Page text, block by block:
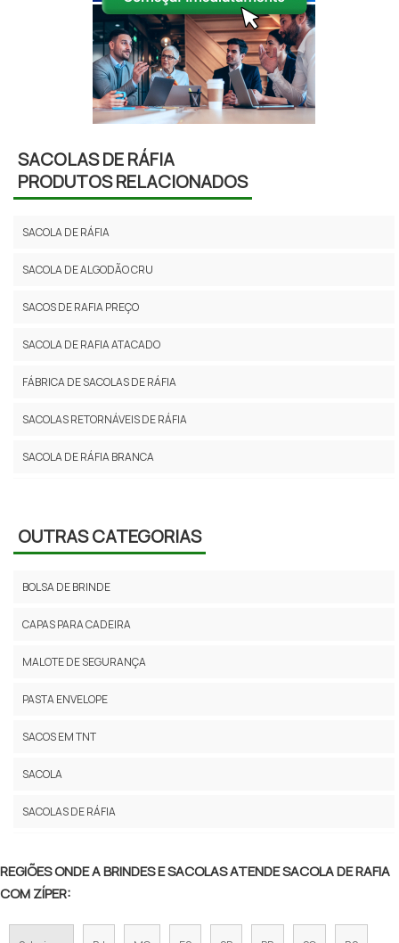
SACOLAS DE RÁFIA
PRODUTOS RELACIONADOS
SACOLA DE RÁFIA
SACOLA DE ALGODÃO CRU
SACOS DE RAFIA PREÇO
SACOLA DE RAFIA ATACADO
FÁBRICA DE SACOLAS DE RÁFIA
SACOLAS RETORNÁVEIS DE RÁFIA
SACOLA DE RÁFIA BRANCA
SACO DE RAFIA USADO PREÇO
FABRICANTE DE SACOLAS DE RÁFIA
OUTRAS CATEGORIAS
BOLSA DE BRINDE
CAPAS PARA CADEIRA
MALOTE DE SEGURANÇA
PASTA ENVELOPE
SACOS EM TNT
SACOLA
SACOLAS DE RÁFIA
SACOLAS ECOBAG
SACOLAS PLÁSTICAS
REGIÕES ONDE A BRINDES E SACOLAS ATENDE SACOLA DE RAFIA
COM ZÍPER: